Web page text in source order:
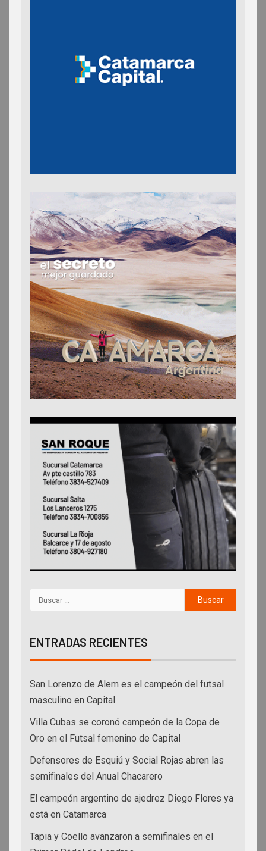
ENTRADAS RECIENTES
San Lorenzo de Alem es el campeón del futsal
masculino en Capital
Villa Cubas se coronó campeón de la Copa de
Oro en el Futsal femenino de Capital
Defensores de Esquiú y Social Rojas abren las
semifinales del Anual Chacarero
El campeón argentino de ajedrez Diego Flores ya
está en Catamarca
Tapia y Coello avanzaron a semifinales en el